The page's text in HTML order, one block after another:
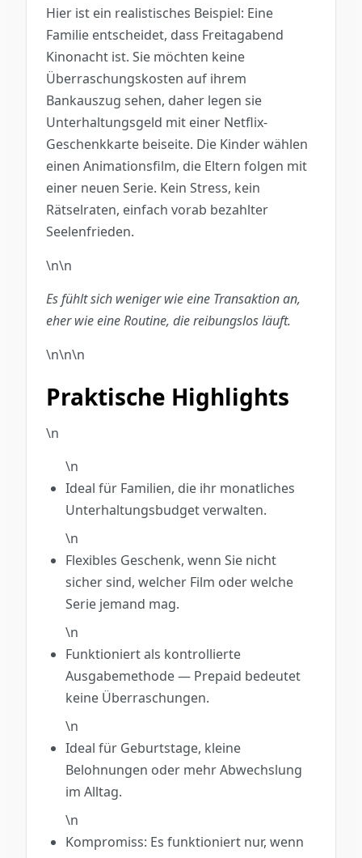
Hier ist ein realistisches Beispiel: Eine
Familie entscheidet, dass Freitagabend
Kinonacht ist. Sie möchten keine
Überraschungskosten auf ihrem
Bankauszug sehen, daher legen sie
Unterhaltungsgeld mit einer Netflix-
Geschenkkarte beiseite. Die Kinder wählen
einen Animationsfilm, die Eltern folgen mit
einer neuen Serie. Kein Stress, kein
Rätselraten, einfach vorab bezahlter
Seelenfrieden.
\n\n
Es fühlt sich weniger wie eine Transaktion an,
eher wie eine Routine, die reibungslos läuft.
\n\n\n
Praktische Highlights
\n
\n
Ideal für Familien, die ihr monatliches
Unterhaltungsbudget verwalten.
\n
Flexibles Geschenk, wenn Sie nicht
sicher sind, welcher Film oder welche
Serie jemand mag.
\n
Funktioniert als kontrollierte
Ausgabemethode — Prepaid bedeutet
keine Überraschungen.
\n
Ideal für Geburtstage, kleine
Belohnungen oder mehr Abwechslung
im Alltag.
\n
Kompromiss: Es funktioniert nur, wenn